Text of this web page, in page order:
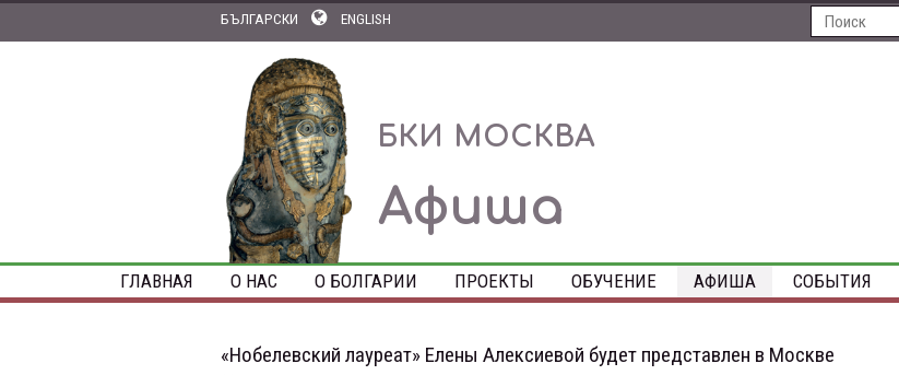
БЪЛГАРСКИ ENGLISH
БКИ МОСКВА
Афиша
ГЛАВНАЯ О НАС О БОЛГАРИИ ПРОЕКТЫ ОБУЧЕНИЕ АФИША СОБЫТИЯ
«Нобелевский лауреат» Елены Алексиевой будет представлен в Москве